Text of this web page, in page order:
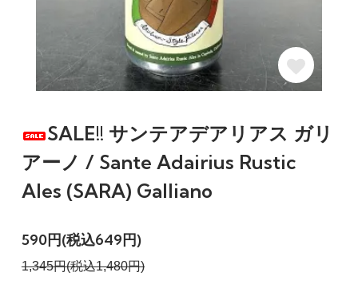
SALE!! サンテアデアリアス ガリ
アーノ / Sante Adairius Rustic
Ales (SARA) Galliano
590円(税込649円)
1,345円(税込1,480円)